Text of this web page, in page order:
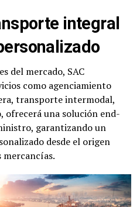
integral
del mercado, SAC
como agenciamiento
transporte intermodal,
ofrecerá una solución end-
garantizando un
desde el origen
mercancías.